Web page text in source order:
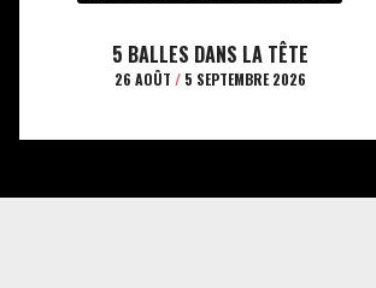
5 BALLES DANS LA TÊTE
26 AOÛT /5 SEPTEMBRE 2026